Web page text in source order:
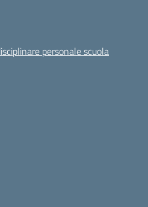
personale scuola